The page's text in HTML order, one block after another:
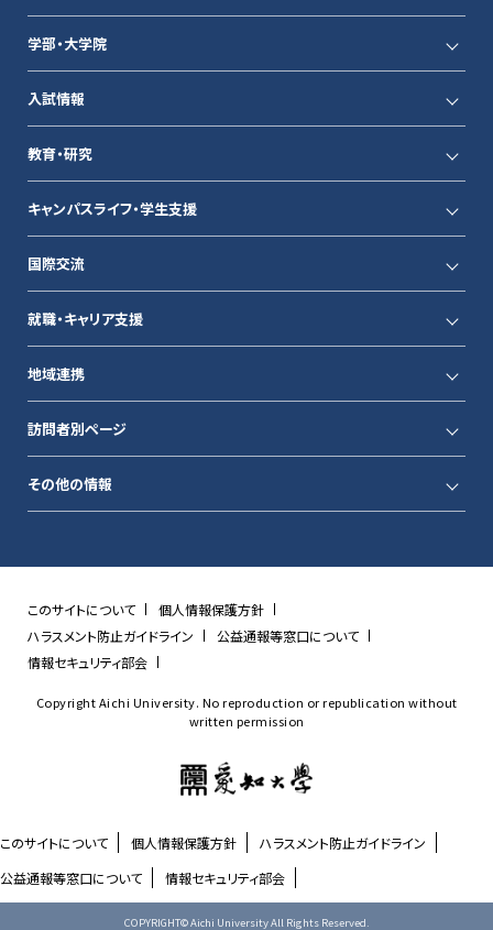
学部・大学院
入試情報
教育・研究
キャンパスライフ・学生支援
国際交流
就職・キャリア支援
地域連携
訪問者別ページ
その他の情報
このサイトについて
個人情報保護方針
ハラスメント防止ガイドライン
公益通報等窓口について
情報セキュリティ部会
Copyright Aichi University. No reproduction or republication without
written permission
このサイトについて 個人情報保護方針
ハラスメント防止ガイドライン
公益通報等窓口について
情報セキュリティ部会
COPYRIGHT© Aichi University All Rights Reserved.